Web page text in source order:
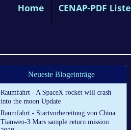
Home CENAP-PDF Liste
Neueste Blogeinträge
Raumfahrt - A SpaceX rocket will crash
into the moon Update
Raumfahrt - Startvorbereitung von China
Tianwen-3 Mars sample return mission